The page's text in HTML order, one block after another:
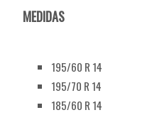
MEDIDAS
195/60 R 14
195/70 R 14
185/60 R 14